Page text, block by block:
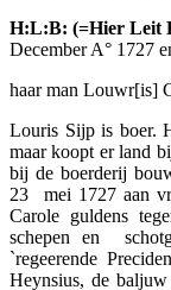
H:L:B: (=Hier Leit
December A° 1727
haar man Louwr[is]
Louris Sijp is boer.
maar koopt er land
bij de boerderij
23 mei 1727 aan
Carole guldens
schepen en
`regeerende
Heynsius, de